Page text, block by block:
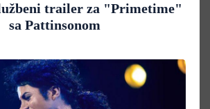
trailer za "Primetime"
sa Pattinsonom